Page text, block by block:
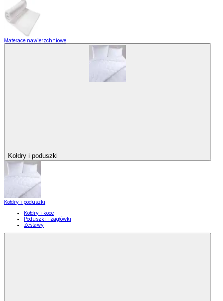
Materace nawierzchniowe
Kołdry i poduszki
Kołdry i poduszki
Kołdry i koce
Poduszki i zagłówki
Zestawy